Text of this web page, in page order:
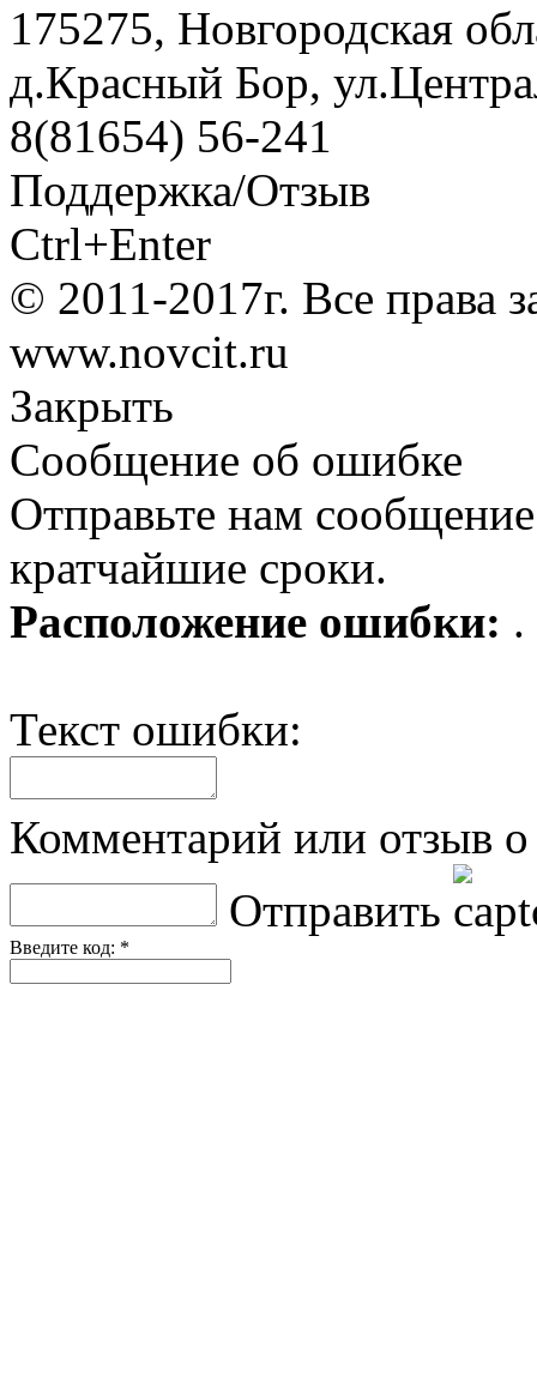
175275, Новгородская
д.Красный Бор,
8(81654) 56-241
Поддержка/Отзыв
Ctrl+Enter
© 2011-2017г. Все права
www.novcit.ru
Закрыть
Сообщение об ошибке
Отправьте нам
кратчайшие сроки.
Расположение ошибки: .
Текст ошибки:
Комментарий или отзыв о
Отправить
Введите код: *